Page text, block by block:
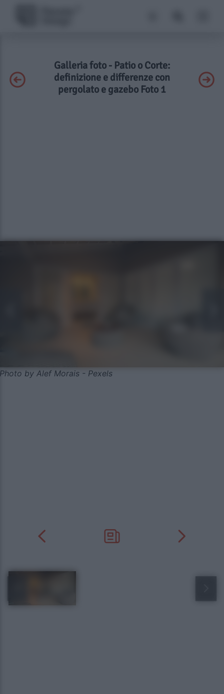
Galleria foto - Patio o Corte:
definizione e differenze con
pergolato e gazebo Foto 1
Photo by Alef Morais - Pexels